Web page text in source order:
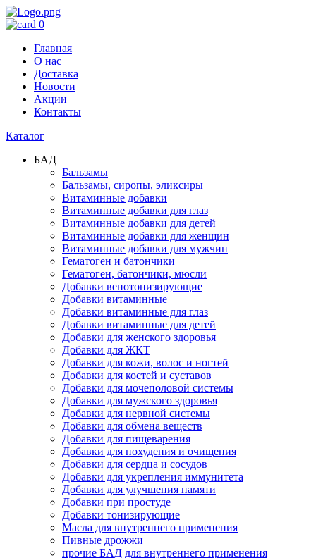
0
Главная
О нас
Доставка
Новости
Акции
Контакты
Каталог
БАД
Бальзамы
Бальзамы, сиропы, эликсиры
Витаминные добавки
Витаминные добавки для глаз
Витаминные добавки для детей
Витаминные добавки для женщин
Витаминные добавки для мужчин
Гематоген и батончики
Гематоген, батончики, мюсли
Добавки венотонизирующие
Добавки витаминные
Добавки витаминные для глаз
Добавки витаминные для детей
Добавки для женского здоровья
Добавки для ЖКТ
Добавки для кожи, волос и ногтей
Добавки для костей и суставов
Добавки для мочеполовой системы
Добавки для мужского здоровья
Добавки для нервной системы
Добавки для обмена веществ
Добавки для пищеварения
Добавки для похудения и очищения
Добавки для сердца и сосудов
Добавки для укрепления иммунитета
Добавки для улучшения памяти
Добавки при простуде
Добавки тонизирующие
Масла для внутреннего применения
Пивные дрожжи
прочие БАД для внутреннего применения